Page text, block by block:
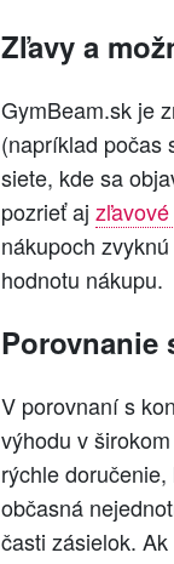
Zľavy a
GymBeam.sk je
(napríklad počas
siete, kde sa
pozrieť aj
nákupoch
hodnotu nákupu.
Porovnanie
V porovnaní s
výhodu v
rýchle
občasná
časti zásielok.